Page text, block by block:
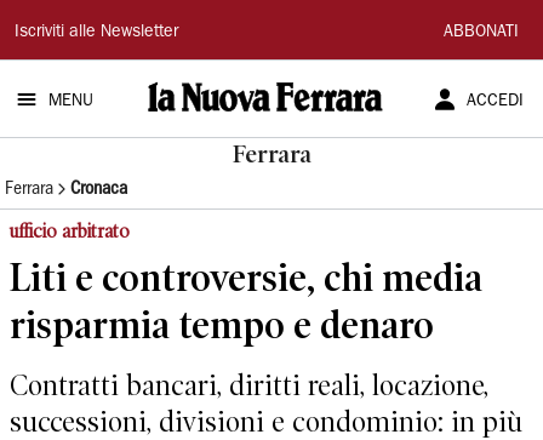
La
Nuova
Ferrara
Iscriviti alle Newsletter ABBONATI
MENU ACCEDI
Ferrara
Ferrara Cronaca
ufficio arbitrato
Liti e controversie, chi media
risparmia tempo e denaro
Contratti bancari, diritti reali, locazione,
successioni, divisioni e condominio: in più